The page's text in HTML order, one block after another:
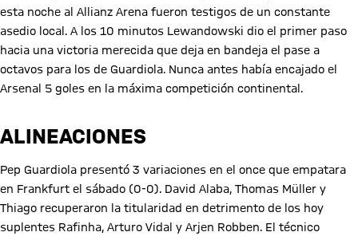
esta noche al Allianz Arena fueron testigos de un constante
asedio local. A los 10 minutos Lewandowski dio el primer paso
hacia una victoria merecida que deja en bandeja el pase a
octavos para los de Guardiola. Nunca antes había encajado el
Arsenal 5 goles en la máxima competición continental.
ALINEACIONES
Pep Guardiola presentó 3 variaciones en el once que empatara
en Frankfurt el sábado (0-0). David Alaba, Thomas Müller y
Thiago recuperaron la titularidad en detrimento de los hoy
suplentes Rafinha, Arturo Vidal y Arjen Robben. El técnico